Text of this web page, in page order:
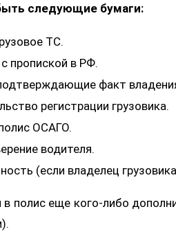
следующие бумаги:
ТС.
пропиской в РФ.
факт
регистрации грузовика.
ОСАГО.
водителя.
(если владелец
в полис еще кого-либо